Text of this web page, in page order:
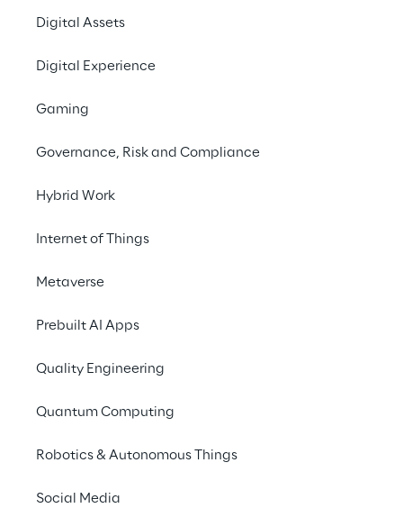
Digital Assets
Digital Experience
Gaming
Governance, Risk and Compliance
Hybrid Work
Internet of Things
Metaverse
Prebuilt AI Apps
Quality Engineering
Quantum Computing
Robotics & Autonomous Things
Social Media
View office locations